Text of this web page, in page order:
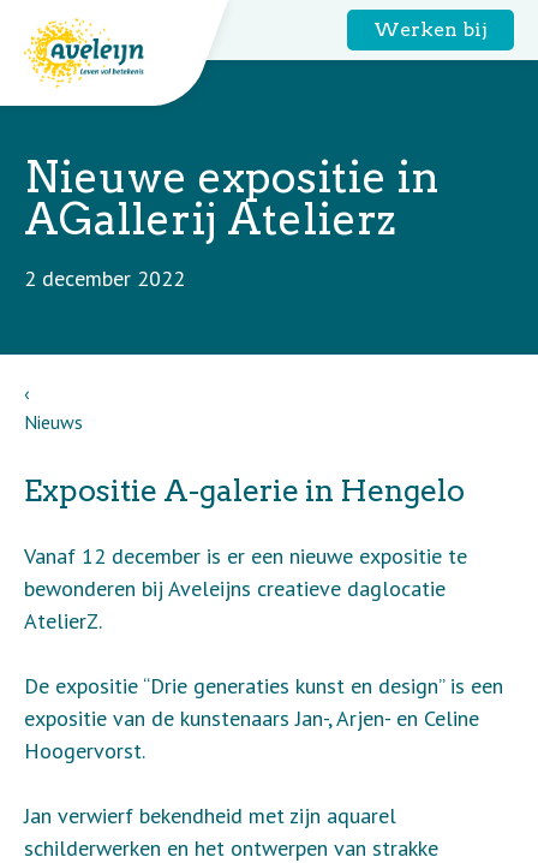
Werken bij
Nieuwe expositie in
AGallerij Atelierz
2 december 2022
Nieuws
Expositie A-galerie in Hengelo
Vanaf 12 december is er een nieuwe expositie te
bewonderen bij Aveleijns creatieve daglocatie
AtelierZ.
De expositie “Drie generaties kunst en design” is een
expositie van de kunstenaars Jan-, Arjen- en Celine
Hoogervorst.
Jan verwierf bekendheid met zijn aquarel
schilderwerken en het ontwerpen van strakke